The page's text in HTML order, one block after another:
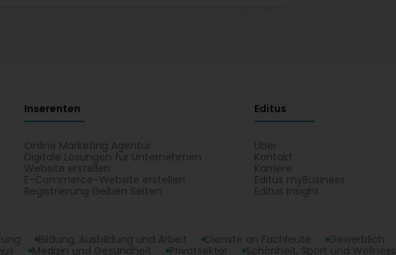
Inserenten
Online Marketing Agentur
Digitale Lösungen für Unternehmen
Website erstellen
E-Commerce-Website erstellen
Registrierung Gelben Seiten
Editus
Über
Kontakt
Karriere
Editus myBusiness
Editus Insight
Bildung, Ausbildung und Arbeit Dienste an Fachleute Gewerblich
Medizin und Gesundheit Privatsektor Schönheit, Sport und Wellness